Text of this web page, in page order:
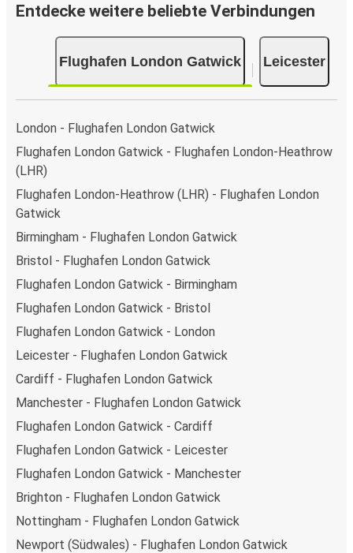
Entdecke weitere beliebte Verbindungen
Flughafen London Gatwick Leicester
London - Flughafen London Gatwick
Flughafen London Gatwick - Flughafen London-Heathrow
(LHR)
Flughafen London-Heathrow (LHR) - Flughafen London
Gatwick
Birmingham - Flughafen London Gatwick
Bristol - Flughafen London Gatwick
Flughafen London Gatwick - Birmingham
Flughafen London Gatwick - Bristol
Flughafen London Gatwick - London
Leicester - Flughafen London Gatwick
Cardiff - Flughafen London Gatwick
Manchester - Flughafen London Gatwick
Flughafen London Gatwick - Cardiff
Flughafen London Gatwick - Leicester
Flughafen London Gatwick - Manchester
Brighton - Flughafen London Gatwick
Nottingham - Flughafen London Gatwick
Newport (Südwales) - Flughafen London Gatwick